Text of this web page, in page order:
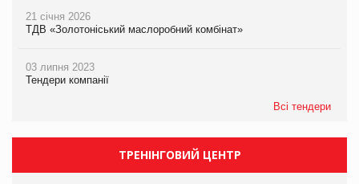
21 січня 2026
ТДВ «Золотоніський маслоробний комбінат»
03 липня 2023
Тендери компанії
Всі тендери
ТРЕНІНГОВИЙ ЦЕНТР